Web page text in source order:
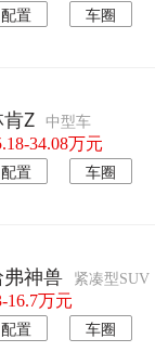
配置 车圈
Z 中型车
34.08万元
配置 车圈
弗神兽 紧凑型SUV
16.7万元
配置 车圈